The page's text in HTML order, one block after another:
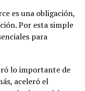
emocional a la
es así.
es una obligación,
Por esta simple
para
lo importante de
aceleró el